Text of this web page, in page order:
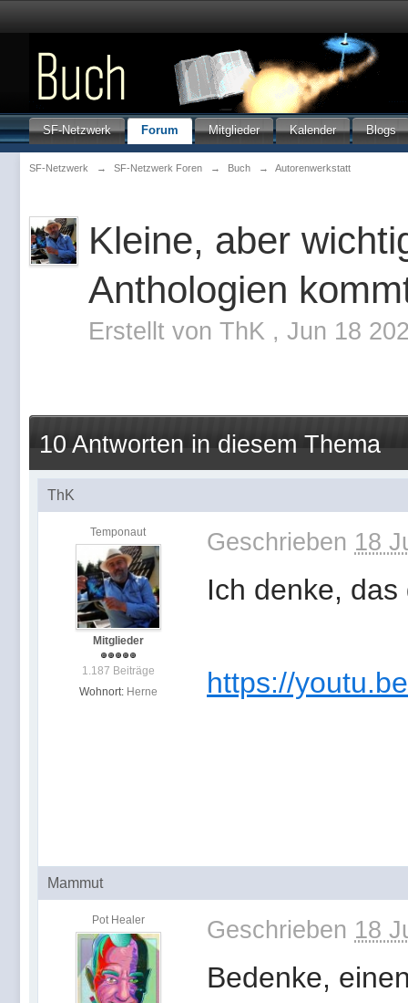
SF-Netzwerk Forum Mitglieder Kalender Blogs
SF-Netzwerk → SF-Netzwerk Foren → Buch → Autorenwerkstatt
Kleine, aber
Anthologien
Erstellt von ThK , Jun 18
10 Antworten in diesem Thema
ThK
Temponaut
Mitglieder
1.187 Beiträge
Wohnort: Herne
Geschrieben 18
Ich denke,
https://
Mammut
Pot Healer Geschrieben 18
Bedenke,